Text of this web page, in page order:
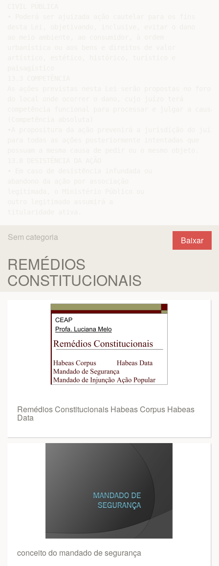
Baixar
Sem categoria
REMÉDIOS
CONSTITUCIONAIS
Remédios Constitucionais Habeas Corpus Habeas
Data
conceito do mandado de segurança